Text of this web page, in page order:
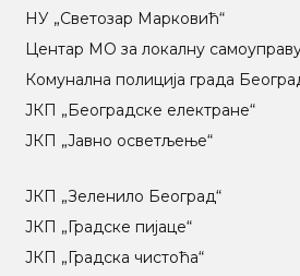
НУ „Светозар Марковић“
Центар МO за локалну
Комунална полиција града
ЈКП „Београдске електране“
ЈКП „Јавно осветљење“
ЈКП „Зеленило Београд“
ЈКП „Градске пијаце“
ЈКП „Градска чистоћа“